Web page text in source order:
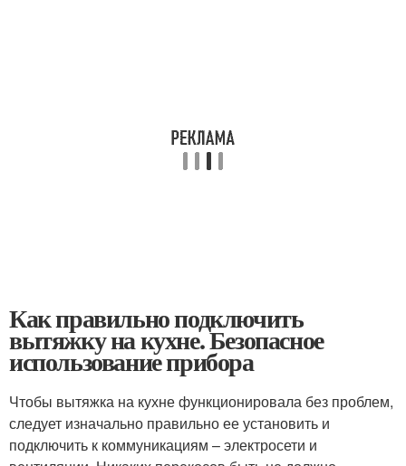
Как правильно подключить
вытяжку на кухне. Безопасное
использование прибора
Чтобы вытяжка на кухне функционировала без проблем,
следует изначально правильно ее установить и
подключить к коммуникациям – электросети и